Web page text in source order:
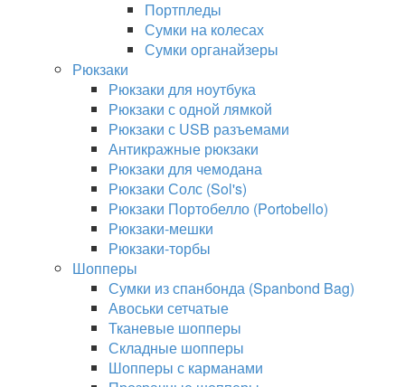
Портпледы
Сумки на колесах
Сумки органайзеры
Рюкзаки
Рюкзаки для ноутбука
Рюкзаки с одной лямкой
Рюкзаки с USB разъемами
Антикражные рюкзаки
Рюкзаки для чемодана
Рюкзаки Солс (Sol's)
Рюкзаки Портобелло (Portobello)
Рюкзаки-мешки
Рюкзаки-торбы
Шопперы
Сумки из спанбонда (Spanbond Bag)
Авоськи сетчатые
Тканевые шопперы
Складные шопперы
Шопперы с карманами